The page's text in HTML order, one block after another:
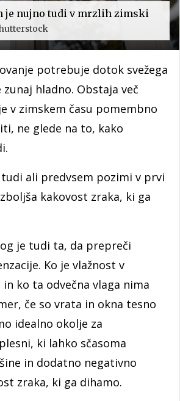
je nujno tudi v mrzlih zimski
potrebuje dotok svežega
hladno. Obstaja več
v zimskem času pomembno
ne glede na to, kako
ali predvsem pozimi v prvi
kakovost zraka, ki ga
je tudi ta, da prepreči
Ko je vlažnost v
ko ta odvečna vlaga nima
če so vrata in okna tesno
idealno okolje za
ki lahko sčasoma
in dodatno negativno
zraka, ki ga dihamo.